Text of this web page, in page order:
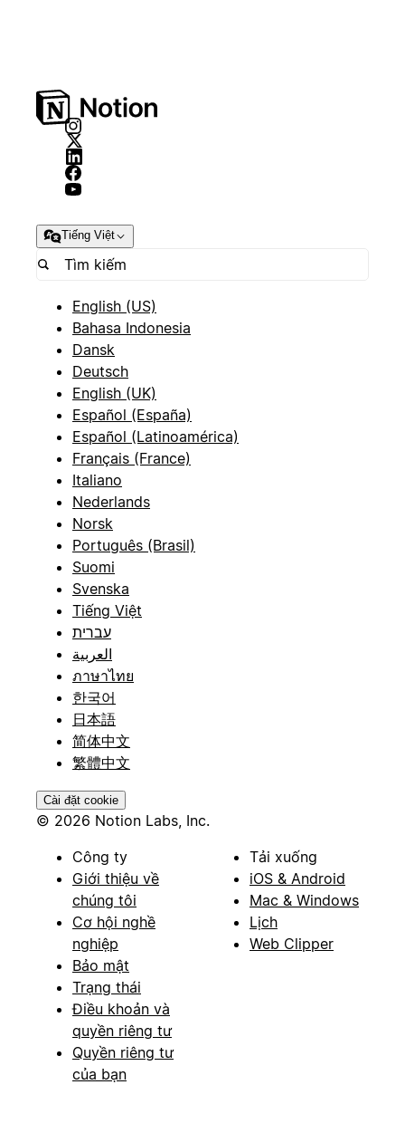
Tiếng Việt
English (US)
Bahasa Indonesia
Dansk
Deutsch
English (UK)
Español (España)
Español (Latinoamérica)
Français (France)
Italiano
Nederlands
Norsk
Português (Brasil)
Suomi
Svenska
Tiếng Việt
עברית
العربية
ภาษาไทย
한국어
日本語
简体中文
繁體中文
Cài đặt cookie
© 2026 Notion Labs, Inc.
Công ty
Giới thiệu về
chúng tôi
Cơ hội nghề
nghiệp
Bảo mật
Trạng thái
Điều khoản và
quyền riêng tư
Quyền riêng tư
của bạn
Tải xuống
iOS & Android
Mac & Windows
Lịch
Web Clipper